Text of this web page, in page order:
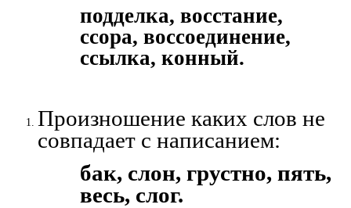
подделка, восстание,
ссора, воссоединение,
ссылка, конный.
Произношение каких слов не
совпадает с написанием:
бак, слон, грустно, пять,
весь, слог.